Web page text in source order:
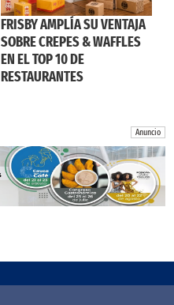
FRISBY AMPLÍA SU VENTAJA
SOBRE CREPES & WAFFLES
EN EL TOP 10 DE
RESTAURANTES
Anuncio